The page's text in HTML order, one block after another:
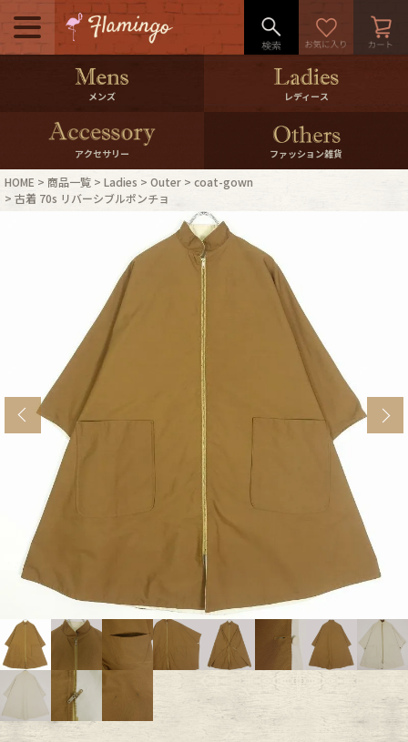
メニュー
500pt＆10％Offクーポンプレゼン
ト
10％0ffクーポンプレゼント
ログイン・会員登録
マイページ
ご利用ガイド International Shipping
店舗紹介
ブランドから探す スタッフコーディネート
年代から探す 古着卸DOCK
メンズ商品カテゴリーから探す
Tops Outer
Bottoms Fafatt
レディース商品カテゴリーから探す
メンズ レディース
アクセサリー ファッション雑貨
HOME 商品一覧 Ladies Outer
coat-gown
古着 70s リバーシブルポンチョ